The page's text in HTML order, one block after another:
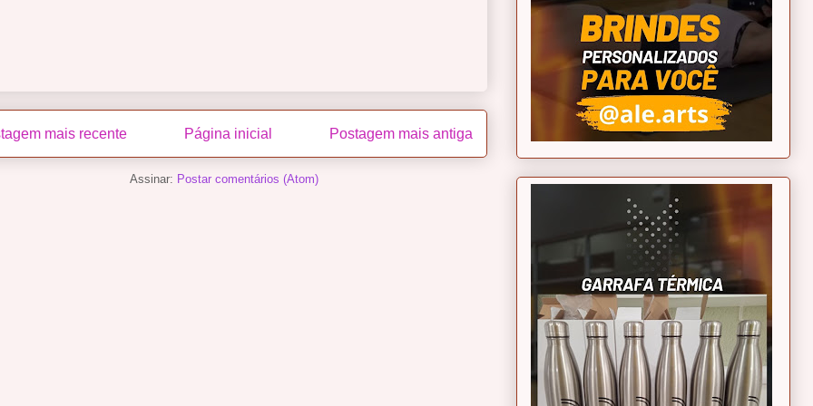
mais recente Postagem mais antiga
Página inicial
Assinar: Postar comentários (Atom)